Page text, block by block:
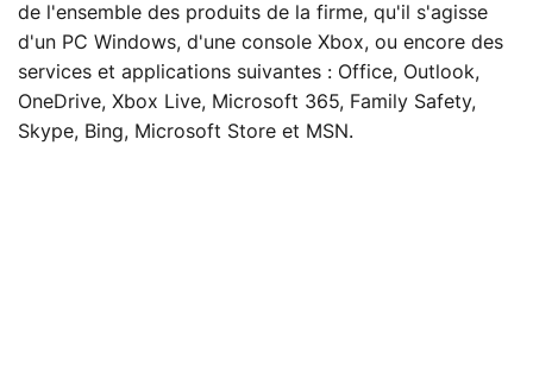
de l'ensemble des produits de la firme, qu'il s'agisse
d'un PC Windows, d'une console Xbox, ou encore des
services et applications suivantes : Office, Outlook,
OneDrive, Xbox Live, Microsoft 365, Family Safety,
Skype, Bing, Microsoft Store et MSN.